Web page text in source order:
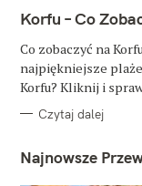
T
E
O
R
I
Korfu – Co
Co zobaczyć na
najpiękniejsze
Korfu? Kliknij i
Czytaj dalej
Najnowsze